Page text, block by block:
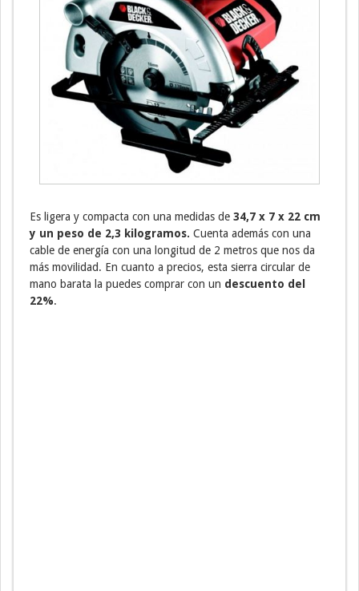
Es ligera y compacta con una medidas de 34,7 x 7 x 22 cm
y un peso de 2,3 kilogramos. Cuenta además con una
cable de energía con una longitud de 2 metros que nos da
más movilidad. En cuanto a precios, esta sierra circular de
mano barata la puedes comprar con un descuento del
22%.